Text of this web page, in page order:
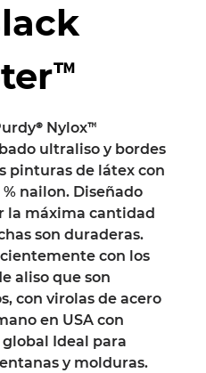
Nylox™
ultraliso y bordes
pinturas de látex con
nailon. Diseñado
la máxima cantidad
son duraderas.
con los
aliso que son
con virolas de acero
en USA con
Ideal para
y molduras.